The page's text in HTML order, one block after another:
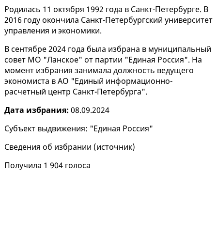
Родилась 11 октября 1992 года в Санкт-Петербурге. В
2016 году окончила Санкт-Петербургский университет
управления и экономики.
В сентябре 2024 года была избрана в муниципальный
совет МО "Ланское" от партии "Единая Россия". На
момент избрания занимала должность ведущего
экономиста в АО "Единый информационно-
расчетный центр Санкт-Петербурга".
Дата избрания: 08.09.2024
Субъект выдвижения: "Единая Россия"
Сведения об избрании (источник)
Получила 1 904 голоса